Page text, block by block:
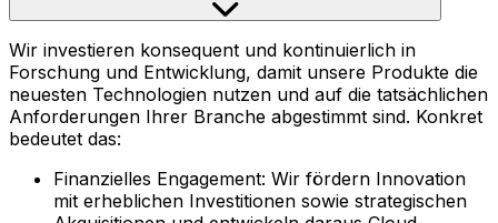
Wir investieren konsequent und kontinuierlich in
Forschung und Entwicklung, damit unsere Produkte die
neuesten Technologien nutzen und auf die tatsächlichen
Anforderungen Ihrer Branche abgestimmt sind. Konkret
bedeutet das:
Finanzielles Engagement: Wir fördern Innovation
mit erheblichen Investitionen sowie strategischen